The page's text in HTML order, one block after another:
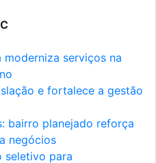
serviços na
e fortalece a gestão
bairro planejado reforça
negócios
seletivo para